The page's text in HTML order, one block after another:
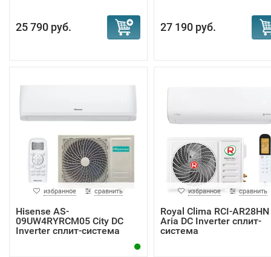
25 790 руб. 27 190 руб.
избранное сравнить
Hisense AS-
09UW4RYRCM05 City DC
Inverter сплит-система
избранное сравнить
Royal Clima RCI-AR28HN
Aria DC Inverter сплит-
система